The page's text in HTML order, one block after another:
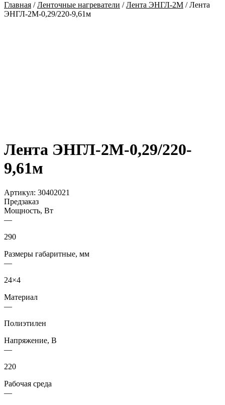
Главная /Ленточные нагреватели /Лента ЭНГЛ-2М /Лента
ЭНГЛ-2М-0,29/220-9,61м
Лента ЭНГЛ-2М-0,29/220-
9,61м
Артикул: 30402021
Предзаказ
Мощность, Вт
—
290
Размеры габаритные, мм
—
24×4
Материал
—
Полиэтилен
Напряжение, В
—
220
Рабочая среда
—